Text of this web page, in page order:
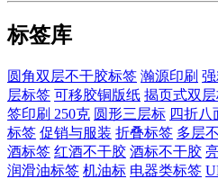
标签库
圆角双层不干胶标签 瀚源印刷
层标签 可移胶铜版纸 揭页式双
签印刷 250克 圆形三层标 四折八
标签 促销与服装 折叠标签 多层
酒标签 红酒不干胶 酒标不干胶
润滑油标签 机油标 电器类标签